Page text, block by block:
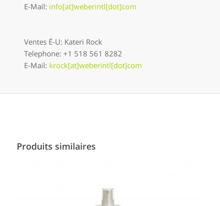
E-Mail: info[at]weberintl[dot]com
Ventes É-U: Kateri Rock
Telephone: +1 518 561 8282
E-Mail: krock[at]weberintl[dot]com
Produits similaires